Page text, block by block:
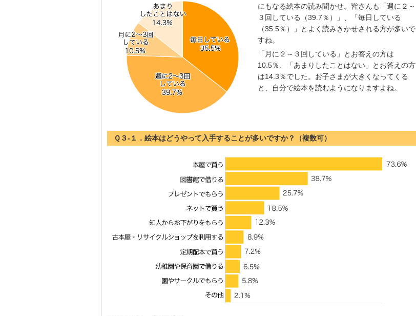
にもなる絵本の読み聞かせ。皆さんも「週に２～
３回している（39.7％）」、「毎日している
（35.5％）」とよく読みきかせされる方が多いで
すね。
「月に２～３回している」とお答えの方は
10.5％、「あまりしたことはない」とお答えの方
は14.3％でした。お子さまが大きくなってくる
と、自分で絵本を読むようになりますよね。
Ｑ３-１．絵本はどうやって入手することが多いですか？（複数可）